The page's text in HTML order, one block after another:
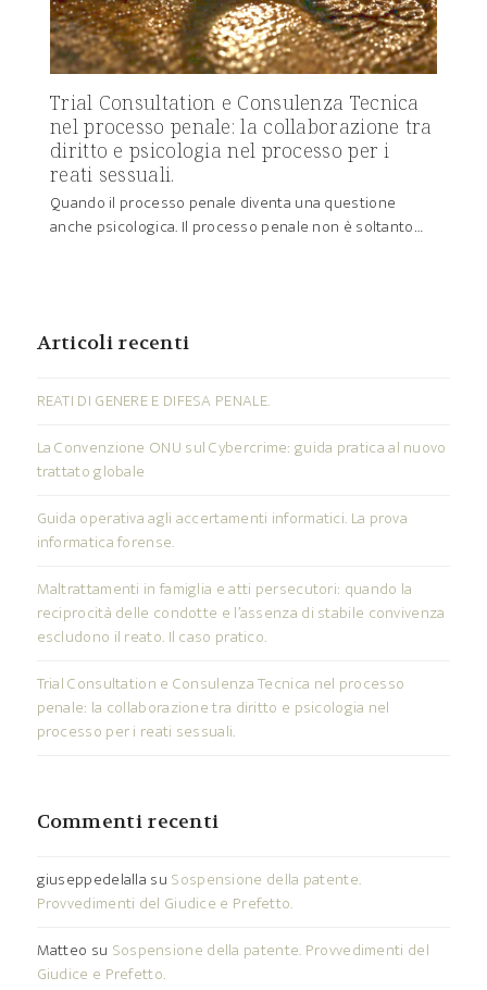
Trial Consultation e Consulenza Tecnica
nel processo penale: la collaborazione tra
diritto e psicologia nel processo per i
reati sessuali.
Quando il processo penale diventa una questione
anche psicologica. Il processo penale non è soltanto…
Articoli recenti
REATI DI GENERE E DIFESA PENALE.
La Convenzione ONU sul Cybercrime: guida pratica al nuovo
trattato globale
Guida operativa agli accertamenti informatici. La prova
informatica forense.
Maltrattamenti in famiglia e atti persecutori: quando la
reciprocità delle condotte e l’assenza di stabile convivenza
escludono il reato. Il caso pratico.
Trial Consultation e Consulenza Tecnica nel processo
penale: la collaborazione tra diritto e psicologia nel
processo per i reati sessuali.
Commenti recenti
giuseppedelalla su Sospensione della patente.
Provvedimenti del Giudice e Prefetto.
Matteo su Sospensione della patente. Provvedimenti del
Giudice e Prefetto.